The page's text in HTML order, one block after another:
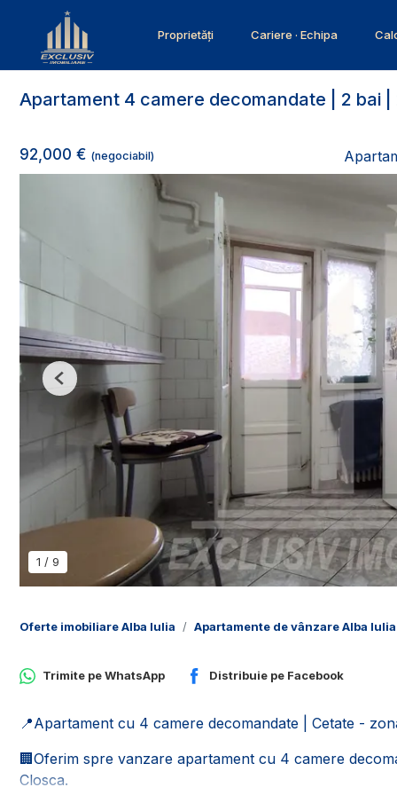
Proprietăți Cariere · Echipa
Apartament 4 camere decomandate | 2 bai
92,000 € (negociabil)
1 / 9
Previous
Oferte imobiliare Alba Iulia Apartamente de vânzare Alba Iulia
Trimite peWhatsApp Distribuie pe Facebook
📍Apartament cu 4 camere decomandate | Cetate -
🏢Oferim spre vanzare apartament cu 4 camere
Closca.